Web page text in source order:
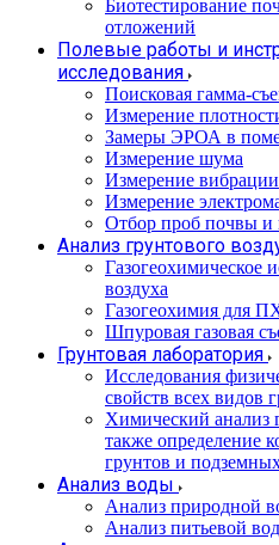
Биотестирование
отложений
Полевые работы и
исследования
Поисковая гамма-
Измерение
Замеры ЭРОА в
Измерение шума
Измерение вибрации
Измерение
Отбор проб почвы и
Анализ грунтового
Газогеохимическое
воздуха
Газогеохимия для
Шпуровая газовая
Грунтовая лаборатория
Исследования
свойств всех видов
Химический анализ
также определение
грунтов и
Анализ воды
Анализ природной
Анализ питьевой